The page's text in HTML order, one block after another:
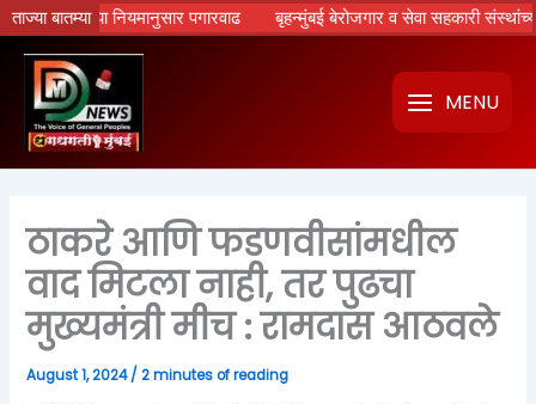
ताज्या बातम्यानियमानुसार पगारवाढ बृहन्मुंबई बेरोजगार व सेवा सहकारी संस्थांच्या
Skip
to
content
MENU
ठाकरे आणि फडणवीसांमधील
वाद मिटला नाही, तर पुढचा
मुख्यमंत्री मीच : रामदास आठवले
August 1, 2024/2 minutes of reading